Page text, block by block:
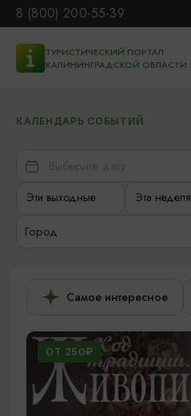
8 (800) 200-55-39
ТУРИСТИЧЕСКИЙ ПОРТАЛ
КАЛИНИНГРАДСКОЙ ОБЛАСТИ
КАЛЕНДАРЬ СОБЫТИЙ
Эти выходные Эта неделя
Город
Самое интересное
ОТ 250₽